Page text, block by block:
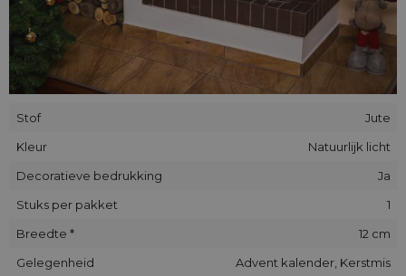
Stof
Jute
Kleur
Natuurlijk licht
Decoratieve bedrukking
Ja
Stuks per pakket
1
Breedte *
12 cm
Gelegenheid
Advent kalender, Kerstmis